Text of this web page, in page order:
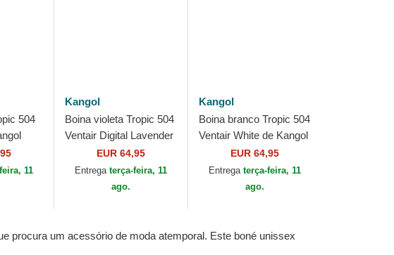
504
11
Kangol
Boina violeta Tropic 504
Ventair Digital Lavender
de KangolEUR 64,95
Entrega terça-feira, 11
ago.
Kangol
Boina branco Tropic 504
Ventair White de Kangol
EUR 64,95
Entregaterça-feira, 11
ago.
procura um acessório de moda atemporal. Este boné unissex